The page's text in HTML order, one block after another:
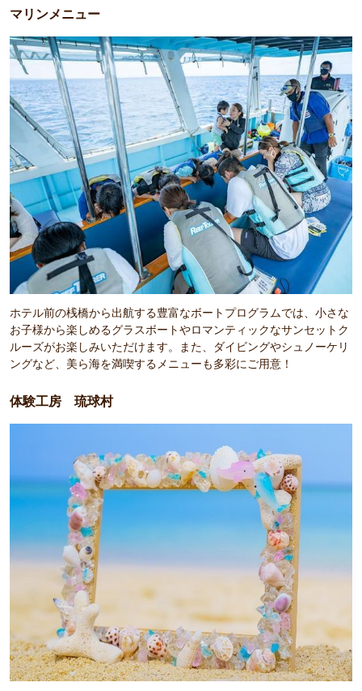
マリンメニュー
ホテル前の桟橋から出航する豊富なボートプログラムでは、小さな
お子様から楽しめるグラスボートやロマンティックなサンセットク
ルーズがお楽しみいただけます。また、ダイビングやシュノーケリ
ングなど、美ら海を満喫するメニューも多彩にご用意！
体験工房 琉球村